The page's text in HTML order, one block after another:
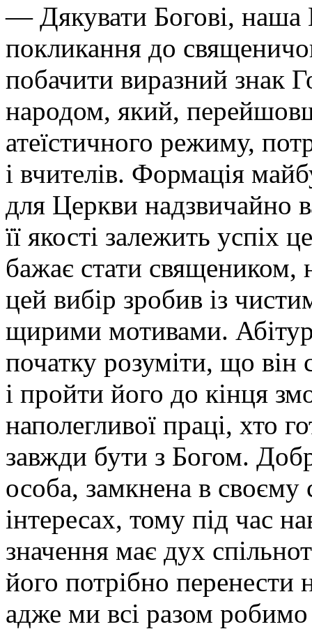
— Дякувати Богові, наша
покликання до
побачити виразний знак
народом, який,
атеїстичного режиму,
і вчителів. Формація
для Церкви надзвичайно
її якості залежить успіх
бажає стати священиком,
цей вибір зробив із
щирими мотивами.
початку розуміти, що він
і пройти його до кінця
наполегливої праці, хто
завжди бути з Богом.
особа, замкнена в своєму
інтересах, тому під час
значення має дух
його потрібно
адже ми всі разом